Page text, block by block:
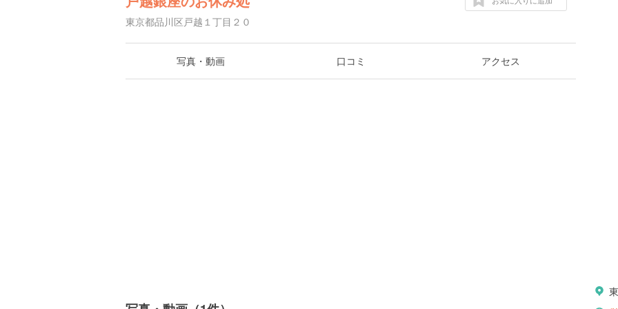
東京都品川区戸越１丁目２０
写真・動画 口コミ アクセス